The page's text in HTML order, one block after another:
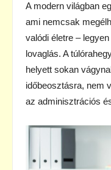
A modern világban
ami nemcsak
valódi életre –
lovaglás. A
helyett sokan
időbeosztásra, nem
az adminisztrációs